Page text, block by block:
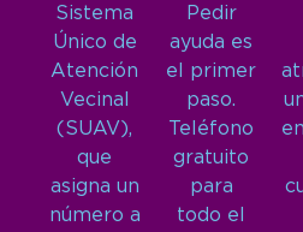
Sistema
Único de
Atención
Vecinal
(SUAV),
que
asigna un
número a
Pedir
ayuda es
el primer
paso.
Teléfono
gratuito
para
todo el